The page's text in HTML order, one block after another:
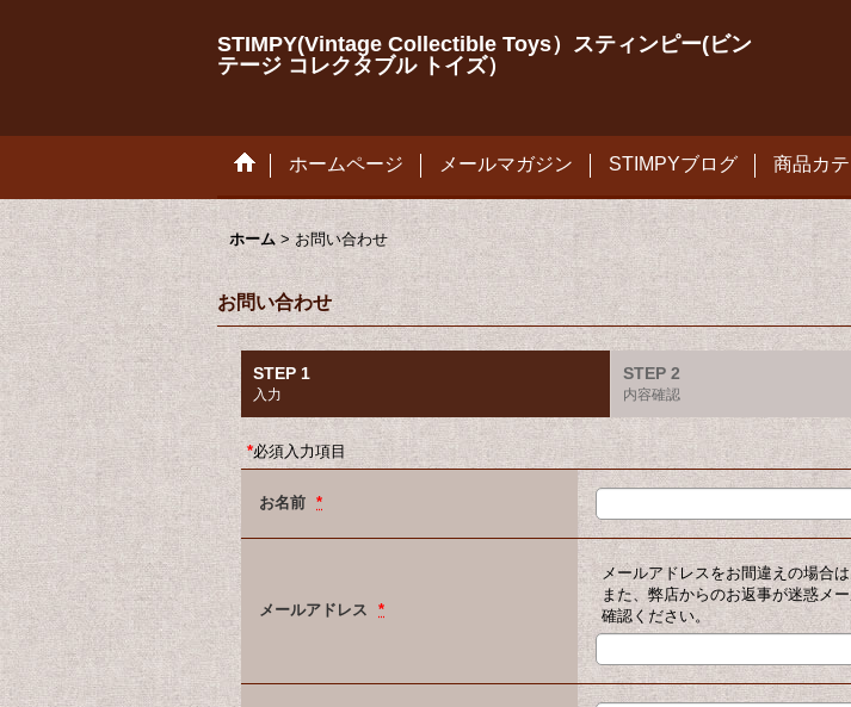
STIMPY(Vintage Collectible Toys）スティンピー(ビン
テージ コレクタブル トイズ）
ホームページ メールマガジン STIMPYブログ 商品カ
ホーム > お問い合わせ
お問い合わせ
STEP 1
入力
STEP 2
内容確認
*必須入力項目
お名前 *
メールアドレス *
メールアドレスをお間違えの場合
また、弊店からのお返事が迷惑メ
確認ください。